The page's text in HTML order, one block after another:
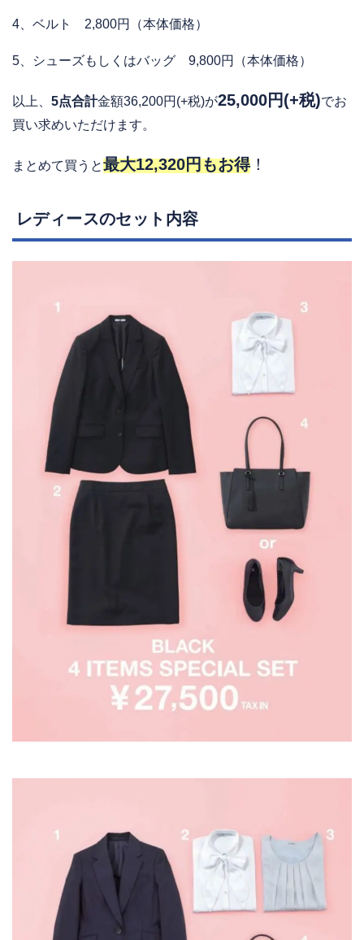
4、ベルト 2,800円（本体価格）
5、シューズもしくはバッグ 9,800円（本体価格）
以上、 5点合計金額36,200円(+税)が25,000円(+税)でお
買い求めいただけます。
まとめて買うと最大12,320円もお得！
レディースのセット内容